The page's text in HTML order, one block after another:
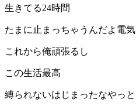
生きてる24時間
たまに止まっちゃうんだよ電気
これから俺頑張るし
この生活最高
縛られないはじまったなやっと